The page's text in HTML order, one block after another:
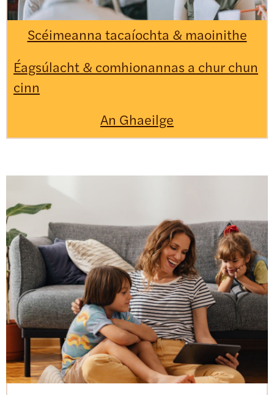
Scéimeanna tacaíochta & maoinithe
Éagsúlacht & comhionannas a chur chun
cinn
An Ghaeilge